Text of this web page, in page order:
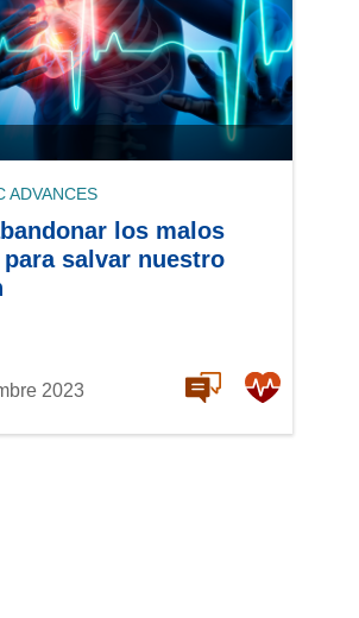
ADVANCES
los malos
para salvar nuestro
2023